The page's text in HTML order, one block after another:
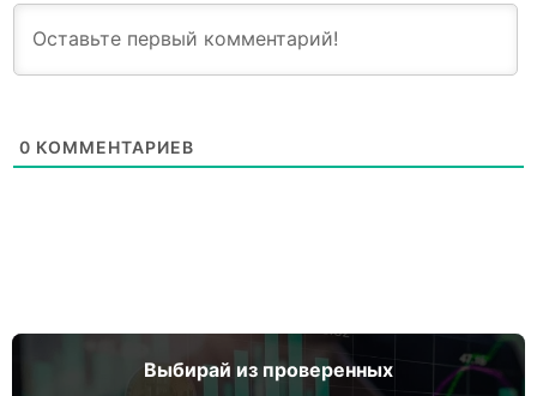
0 КОММЕНТАРИЕВ
Выбирай из проверенных